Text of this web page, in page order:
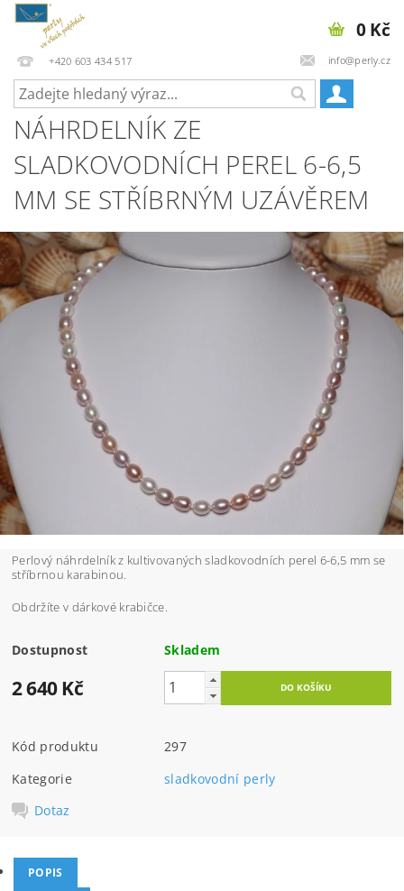
+420 603 434 517 info@perly.cz
0 Kč
NÁHRDELNÍK ZE
SLADKOVODNÍCH PEREL 6-6,5
MM SE STŘÍBRNÝM UZÁVĚREM
Perlový náhrdelník z kultivovaných sladkovodních perel 6-6,5 mm se
stříbrnou karabinou.
Obdržíte v dárkové krabičce.
Dostupnost Skladem
2 640 Kč
Kód produktu
297
Kategorie
sladkovodní perly
Dotaz
POPIS